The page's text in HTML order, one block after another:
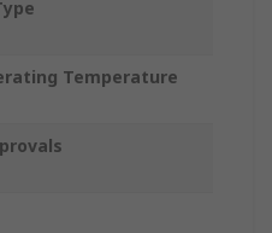
Temperature